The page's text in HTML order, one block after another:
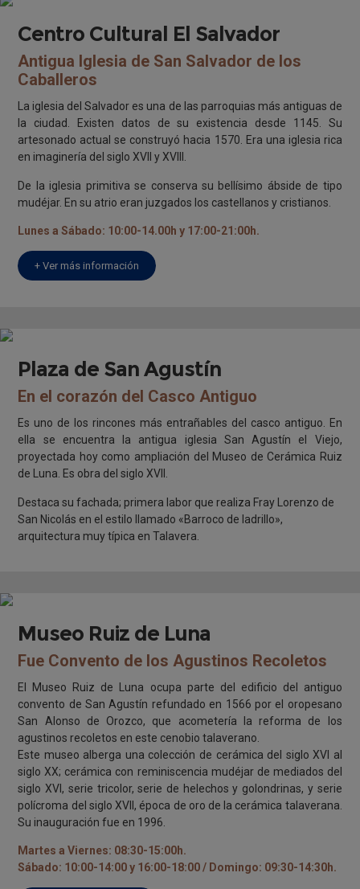
Centro Cultural El Salvador
Antigua Iglesia de San Salvador de los
Caballeros
La iglesia del Salvador es una de las parroquias más antiguas de
la ciudad. Existen datos de su existencia desde 1145. Su
artesonado actual se construyó hacia 1570. Era una iglesia rica
en imaginería del siglo XVII y XVIII.
De la iglesia primitiva se conserva su bellísimo ábside de tipo
mudéjar. En su atrio eran juzgados los castellanos y cristianos.
Lunes a Sábado: 10:00-14.00h y 17:00-21:00h.
+ Ver más información
Plaza de San Agustín
En el corazón del Casco Antiguo
Es uno de los rincones más entrañables del casco antiguo. En
ella se encuentra la antigua iglesia San Agustín el Viejo,
proyectada hoy como ampliación del Museo de Cerámica Ruiz
de Luna. Es obra del siglo XVII.
Destaca su fachada; primera labor que realiza Fray Lorenzo de
San Nicolás en el estilo llamado «Barroco de ladrillo»,
arquitectura muy típica en Talavera.
Museo Ruiz de Luna
Fue Convento de los Agustinos Recoletos
El Museo Ruiz de Luna ocupa parte del edificio del antiguo
convento de San Agustín refundado en 1566 por el oropesano
San Alonso de Orozco, que acometería la reforma de los
agustinos recoletos en este cenobio talaverano.
Este museo alberga una colección de cerámica del siglo XVI al
siglo XX; cerámica con reminiscencia mudéjar de mediados del
siglo XVI, serie tricolor, serie de helechos y golondrinas, y serie
polícroma del siglo XVII, época de oro de la cerámica talaverana.
Su inauguración fue en 1996.
Martes a Viernes: 08:30-15:00h.
Sábado: 10:00-14:00 y 16:00-18:00 / Domingo: 09:30-14:30h.